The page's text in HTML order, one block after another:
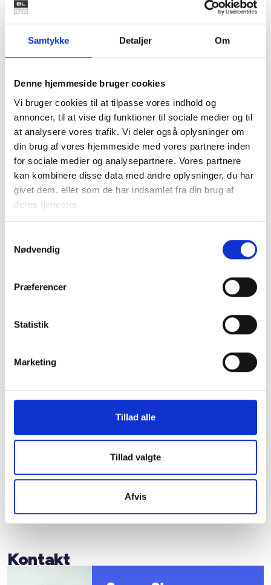
Samtykke Detaljer Om
Denne hjemmeside bruger cookies
Vi bruger cookies til at tilpasse vores indhold og
annoncer, til at vise dig funktioner til sociale medier og til
at analysere vores trafik. Vi deler også oplysninger om
din brug af vores hjemmeside med vores partnere inden
for sociale medier og analysepartnere. Vores partnere
kan kombinere disse data med andre oplysninger, du har
givet dem, eller som de har indsamlet fra din brug af
deres tjenester.
Nødvendig
Præferencer
Statistik
Marketing
Tillad alle
Tillad valgte
Afvis
Hvornår er beboerklagenævnet
første ­instans?
Ballade og konflikt med
overboen? Det gør du
Nabokonflikter findes alle vegne. I opgangene,
men også blandt millionærerne på Strandvejen.
Den erfarne konfliktmægler Jesper Bastholm Munk
Læs artiklen på Bo Godt
Kontakt